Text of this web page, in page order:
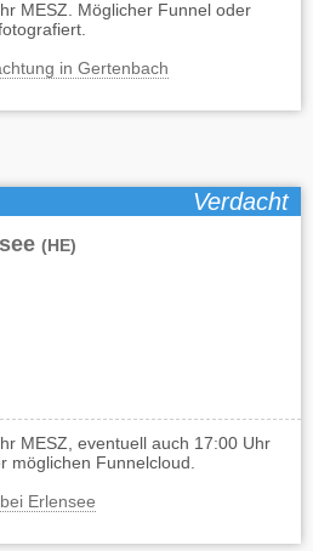
MESZ. Möglicher Funnel oder
in Gertenbach
Verdacht
(HE)
MESZ, eventuell auch 17:00 Uhr
möglichen Funnelcloud.
Erlensee